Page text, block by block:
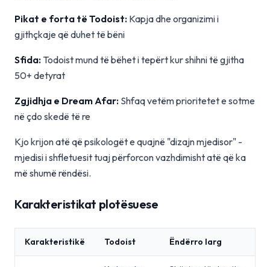
Pikat e forta të Todoist: Kapja dhe organizimi i
gjithçkaje që duhet të bëni
Sfida: Todoist mund të bëhet i tepërt kur shihni të gjitha
50+ detyrat
Zgjidhja e Dream Afar: Shfaq vetëm prioritetet e sotme
në çdo skedë të re
Kjo krijon atë që psikologët e quajnë "dizajn mjedisor" -
mjedisi i shfletuesit tuaj përforcon vazhdimisht atë që ka
më shumë rëndësi.
Karakteristikat plotësuese
Karakteristikë Todoist Ëndërro larg